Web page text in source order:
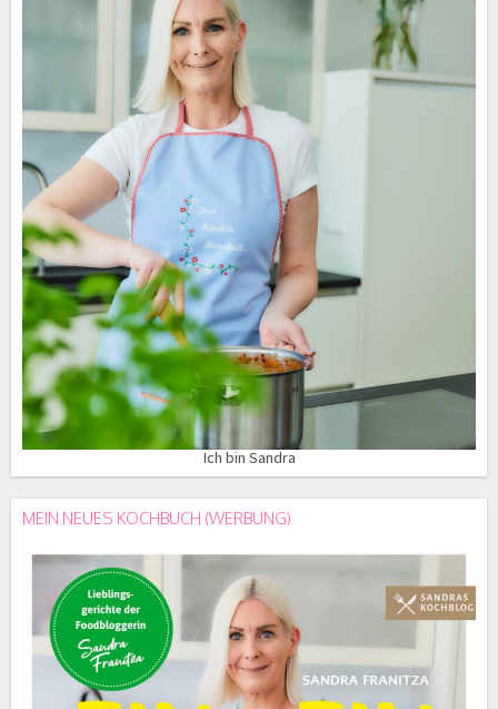
Ich bin Sandra
MEIN NEUES KOCHBUCH (WERBUNG)